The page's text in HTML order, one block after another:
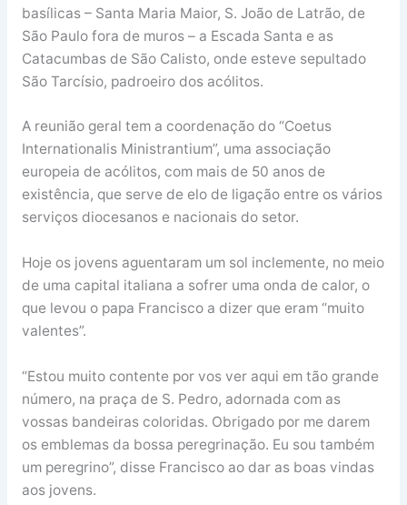
basílicas – Santa Maria Maior, S. João de Latrão, de
São Paulo fora de muros – a Escada Santa e as
Catacumbas de São Calisto, onde esteve sepultado
São Tarcísio, padroeiro dos acólitos.
A reunião geral tem a coordenação do “Coetus
Internationalis Ministrantium”, uma associação
europeia de acólitos, com mais de 50 anos de
existência, que serve de elo de ligação entre os vários
serviços diocesanos e nacionais do setor.
Hoje os jovens aguentaram um sol inclemente, no meio
de uma capital italiana a sofrer uma onda de calor, o
que levou o papa Francisco a dizer que eram “muito
valentes”.
“Estou muito contente por vos ver aqui em tão grande
número, na praça de S. Pedro, adornada com as
vossas bandeiras coloridas. Obrigado por me darem
os emblemas da bossa peregrinação. Eu sou também
um peregrino”, disse Francisco ao dar as boas vindas
aos jovens.